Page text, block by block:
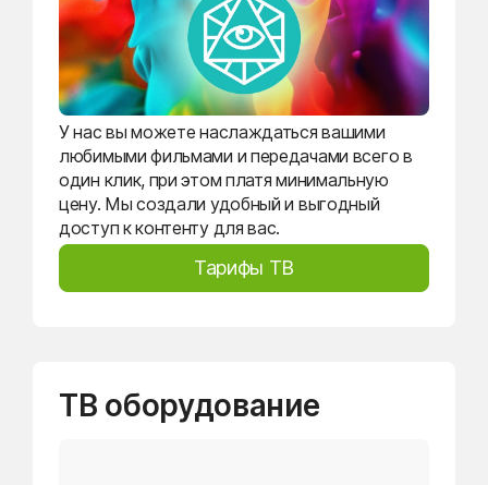
У нас вы можете наслаждаться вашими
любимыми фильмами и передачами всего в
один клик, при этом платя минимальную
цену. Мы создали удобный и выгодный
доступ к контенту для вас.
Тарифы ТВ
ТВ оборудование